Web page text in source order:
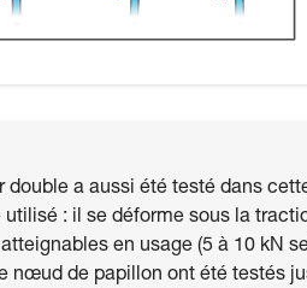
double a aussi été testé dans
utilisé : il se déforme sous la
en usage (5 à 10 kN
nœud de papillon ont été testés